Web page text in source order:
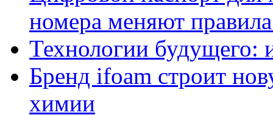
номера меняют
Технологии будущего:
Бренд ifoam строит
химии